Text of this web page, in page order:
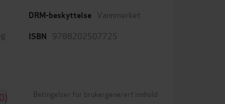
DRM-beskyttelse Vannmerket
ISBN 9788202507725
Betingelser for brukergenerert innhold